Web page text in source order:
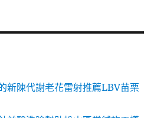
新陳代謝老花雷射推薦LBV苗栗